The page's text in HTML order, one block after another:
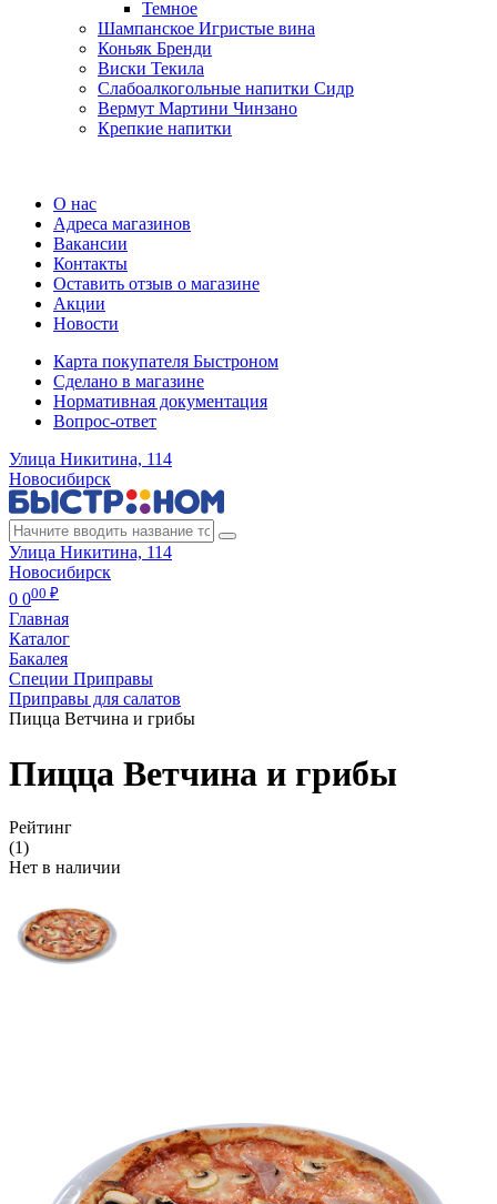
Темное
Шампанское Игристые вина
Коньяк Бренди
Виски Текила
Слабоалкогольные напитки Сидр
Вермут Мартини Чинзано
Крепкие напитки
О нас
Адреса магазинов
Вакансии
Контакты
Оставить отзыв о магазине
Акции
Новости
Карта покупателя Быстроном
Сделано в магазине
Нормативная документация
Вопрос-ответ
Улица Никитина, 114
Новосибирск
Улица Никитина, 114
Новосибирск
0 000 ₽
Главная
Каталог
Бакалея
Специи Приправы
Приправы для салатов
Пицца Ветчина и грибы
Пицца Ветчина и грибы
Рейтинг
(1)
Нет в наличии